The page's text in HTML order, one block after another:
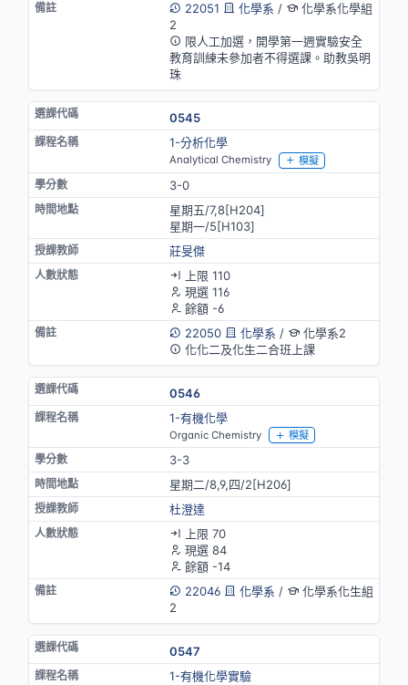
22051
化學系 /
化學系化學組
2
限人工加選，開學第一週實驗安全
教育訓練未參加者不得選課。助教吳明
珠
0545
1-分析化學
Analytical Chemistry 模擬
3-0
星期五/7,8[H204]
星期一/5[H103]
莊旻傑
上限 110
現選 116
餘額 -6
22050
化學系 /
化學系2
化化二及化生二合班上課
0546
1-有機化學
Organic Chemistry 模擬
3-3
星期二/8,9,四/2[H206]
杜澄達
上限 70
現選 84
餘額 -14
22046
化學系 /
化學系化生組
2
0547
1-有機化學實驗